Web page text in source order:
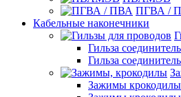
ПГВА /
Кабельные наконечники
Гильза
Гильза
Зажимы